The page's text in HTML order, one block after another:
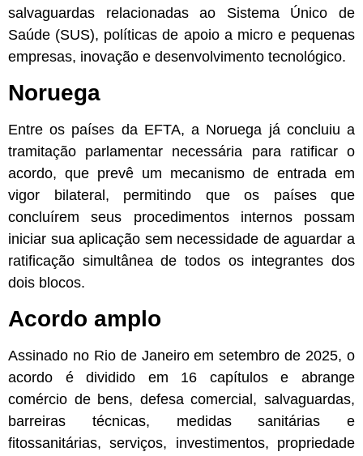
salvaguardas relacionadas ao Sistema Único de
Saúde (SUS), políticas de apoio a micro e pequenas
empresas, inovação e desenvolvimento tecnológico.
Noruega
Entre os países da EFTA, a Noruega já concluiu a
tramitação parlamentar necessária para ratificar o
acordo, que prevê um mecanismo de entrada em
vigor bilateral, permitindo que os países que
concluírem seus procedimentos internos possam
iniciar sua aplicação sem necessidade de aguardar a
ratificação simultânea de todos os integrantes dos
dois blocos.
Acordo amplo
Assinado no Rio de Janeiro em setembro de 2025, o
acordo é dividido em 16 capítulos e abrange
comércio de bens, defesa comercial, salvaguardas,
barreiras técnicas, medidas sanitárias e
fitossanitárias, serviços, investimentos, propriedade